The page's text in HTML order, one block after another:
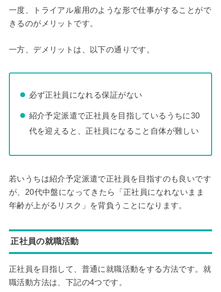
一度、トライアル雇用のような形で仕事がすることがで
きるのがメリットです。
一方、デメリットは、以下の通りです。
必ず正社員になれる保証がない
紹介予定派遣で正社員を目指しているうちに30
代を迎えると、正社員になること自体が難しい
若いうちは紹介予定派遣で正社員を目指すのも良いです
が、20代中盤になってきたら「正社員になれないまま
年齢が上がるリスク」を背負うことになります。
正社員の就職活動
正社員を目指して、普通に就職活動をする方法です。就
職活動方法は、下記の4つです。